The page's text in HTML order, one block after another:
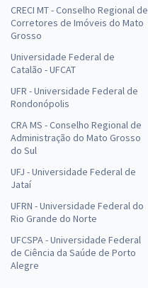
CRECI MT - Conselho Regional de
Corretores de Imóveis do Mato
Grosso
Universidade Federal de
Catalão - UFCAT
UFR - Universidade Federal de
Rondonópolis
CRA MS - Conselho Regional de
Administração do Mato Grosso
do Sul
UFJ - Universidade Federal de
Jataí
UFRN - Universidade Federal do
Rio Grande do Norte
UFCSPA - Universidade Federal
de Ciência da Saúde de Porto
Alegre